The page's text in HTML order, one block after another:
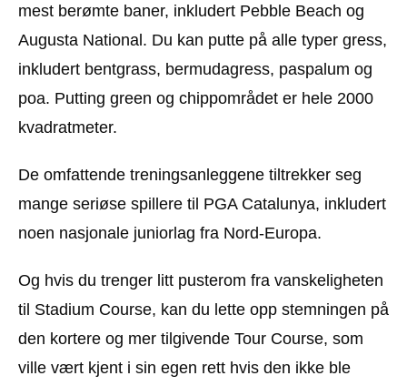
mest berømte baner, inkludert Pebble Beach og
Augusta National. Du kan putte på alle typer gress,
inkludert bentgrass, bermudagress, paspalum og
poa. Putting green og chippområdet er hele 2000
kvadratmeter.
De omfattende treningsanleggene tiltrekker seg
mange seriøse spillere til PGA Catalunya, inkludert
noen nasjonale juniorlag fra Nord-Europa.
Og hvis du trenger litt pusterom fra vanskeligheten
til Stadium Course, kan du lette opp stemningen på
den kortere og mer tilgivende Tour Course, som
ville vært kjent i sin egen rett hvis den ikke ble